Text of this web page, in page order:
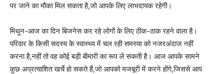
पर जाने का मौका मिल सकता है,जो आपके लिए लाभदायक रहेगी।
मिथुन-आज का दिन बिजनेस कर रहे लोगों के लिए ठीक-ठाक रहने वाला है।
परिवार के किसी सदस्य के स्वास्थ्य में चल रही समस्या को नजरअंदाज नहीं
करना है,नहीं तो वह कोई बड़ी बीमारी का रूप ले सकती है। आज आपके सामने
कुछ अप्रत्याशित खर्चे हो सकते हैं,जो आपको मजबूरी में करने होंगे,जिससे आप